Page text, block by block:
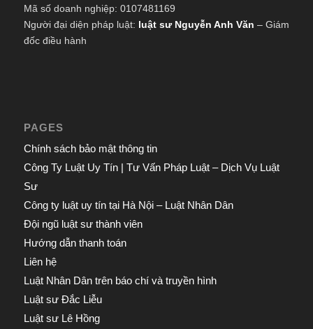
Mã số doanh nghiệp: 0107481169
Người đại diện pháp luật: luật sư Nguyễn Anh Văn – Giám
đốc điều hành
PAGES
Chính sách bảo mật thông tin
Công Ty Luật Uy Tín | Tư Vấn Pháp Luật – Dịch Vụ Luật
Sư
Công ty luật uy tín tại Hà Nội – Luật Nhân Dân
Đội ngũ luật sư thành viên
Hướng dẫn thanh toán
Liên hệ
Luật Nhân Dân trên báo chí và truyền hình
Luật sư Đắc Liễu
Luật sư Lê Hồng